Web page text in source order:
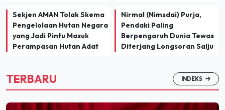
Sekjen AMAN Tolak Skema
Pengelolaan Hutan Negara
yang Jadi Pintu Masuk
Perampasan Hutan Adat
Nirmal (Nimsdai) Purja,
Pendaki Paling
Berpengaruh Dunia Tewas
Diterjang Longsoran Salju
TERBARU INDEKS